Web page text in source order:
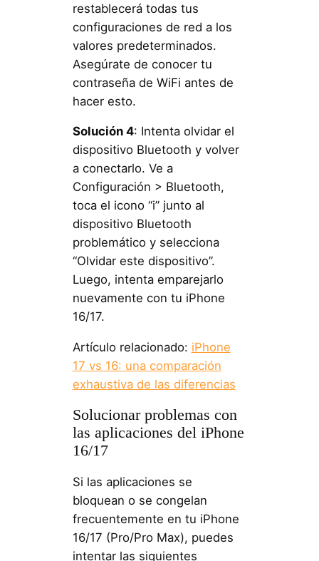
restablecerá todas tus
configuraciones de red a los
valores predeterminados.
Asegúrate de conocer tu
contraseña de WiFi antes de
hacer esto.
Solución 4: Intenta olvidar el
dispositivo Bluetooth y volver
a conectarlo. Ve a
Configuración > Bluetooth,
toca el icono “i” junto al
dispositivo Bluetooth
problemático y selecciona
“Olvidar este dispositivo”.
Luego, intenta emparejarlo
nuevamente con tu iPhone
16/17.
Artículo relacionado: iPhone
17 vs 16: una comparación
exhaustiva de las diferencias
Solucionar problemas con
las aplicaciones del iPhone
16/17
Si las aplicaciones se
bloquean o se congelan
frecuentemente en tu iPhone
16/17 (Pro/Pro Max), puedes
intentar las siguientes